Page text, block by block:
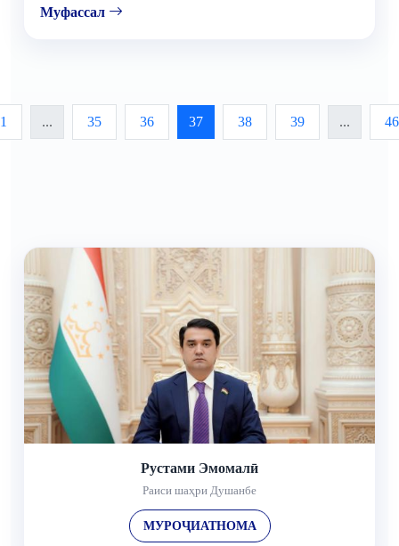
Рустами Эмомалӣ
Раиси шаҳри Душанбе
МУРОҶИАТНОМА
Муфассал
1 ... 35 36 37 38 39 ... 46